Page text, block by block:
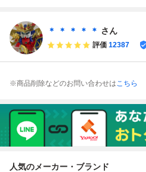
＊ ＊ ＊ ＊ ＊ さん
評価 12387
※商品削除などのお問い合わせはこちら
人気のメーカー・ブランド